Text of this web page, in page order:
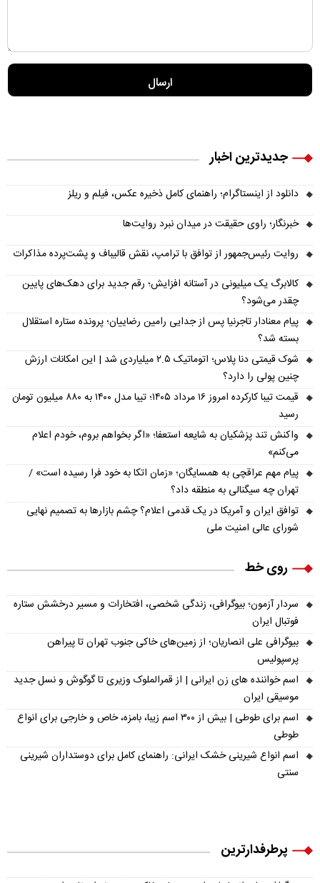
جدیدترین اخبار
دانلود از اینستاگرام؛ راهنمای کامل ذخیره عکس، فیلم و ریلز
خبرنگار؛ راوی حقیقت در میدان نبرد روایت‌ها
روایت رئیس‌جمهور از توافق با ترامپ، نقش قالیباف و پشت‌پرده مذاکرات
کالابرگ یک میلیونی در آستانه افزایش؛ رقم جدید برای دهک‌های پایین
چقدر می‌شود؟
پیام معنادار تاجرنیا پس از جدایی رامین رضاییان؛ پرونده ستاره استقلال
بسته شد؟
شوک قیمتی دنا پلاس؛ اتوماتیک ۲.۵ میلیاردی شد | این امکانات ارزش
چنین پولی را دارد؟
قیمت تیبا کارکرده امروز ۱۶ مرداد ۱۴۰۵؛ تیبا مدل ۱۴۰۰ به ۸۸۰ میلیون تومان
رسید
واکنش تند پزشکیان به شایعه استعفا؛ «اگر بخواهم بروم، خودم اعلام
می‌کنم»
پیام مهم عراقچی به همسایگان؛ «زمان اتکا به خود فرا رسیده است» /
تهران چه سیگنالی به منطقه داد؟
توافق ایران و آمریکا در یک قدمی اعلام؟ چشم بازارها به تصمیم نهایی
شورای عالی امنیت ملی
روی خط
سردار آزمون؛ بیوگرافی، زندگی شخصی، افتخارات و مسیر درخشش ستاره
فوتبال ایران
بیوگرافی علی انصاریان؛ از زمین‌های خاکی جنوب تهران تا پیراهن
پرسپولیس
اسم خواننده های زن ایرانی | از قمرالملوک وزیری تا گوگوش و نسل جدید
موسیقی ایران
اسم برای طوطی | بیش از ۳۰۰ اسم زیبا، بامزه، خاص و خارجی برای انواع
طوطی
اسم انواع شیرینی خشک ایرانی: راهنمای کامل برای دوستداران شیرینی
سنتی
پرطرفدارترین